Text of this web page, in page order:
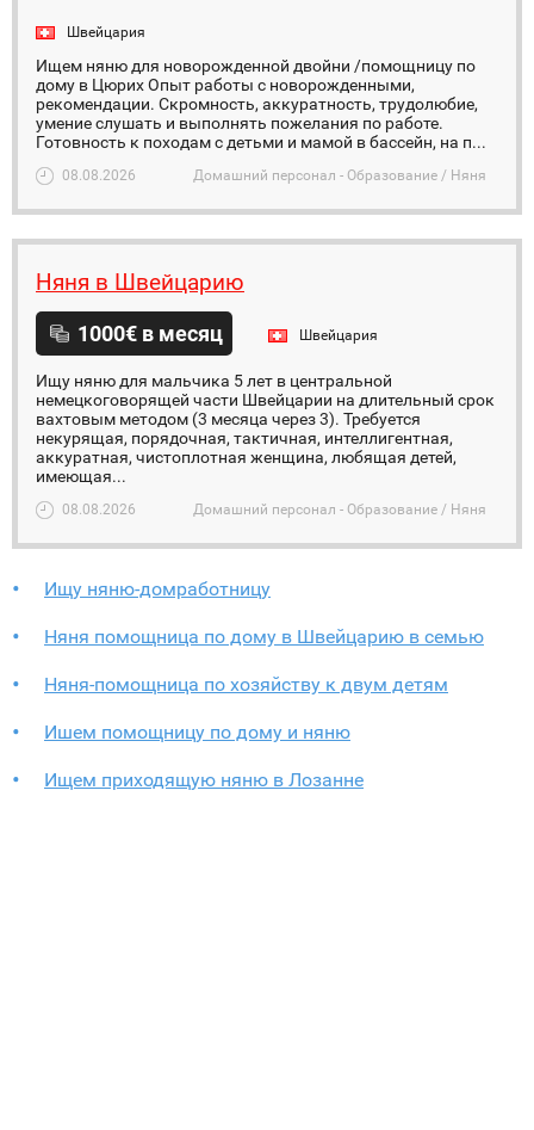
Швейцария
Ищем няню для новорожденной двойни /помощницу по
дому в Цюрих Опыт работы с новорожденными,
рекомендации. Скромность, аккуратность, трудолюбие,
умение слушать и выполнять пожелания по работе.
Готовность к походам с детьми и мамой в бассейн, на п...
08.08.2026 Домашний персонал - Образование / Няня
Няня в Швейцарию
1000€ в месяц Швейцария
Ищу няню для мальчика 5 лет в центральной
немецкоговорящей части Швейцарии на длительный срок
вахтовым методом (3 месяца через 3). Требуется
некурящая, порядочная, тактичная, интеллигентная,
аккуратная, чистоплотная женщина, любящая детей,
имеющая...
08.08.2026 Домашний персонал - Образование / Няня
Ищу няню-домработницу
Няня помощница по дому в Швейцарию в семью
Няня-помощница по хозяйству к двум детям
Ишем помощницу по дому и няню
Ищем приходящую няню в Лозанне